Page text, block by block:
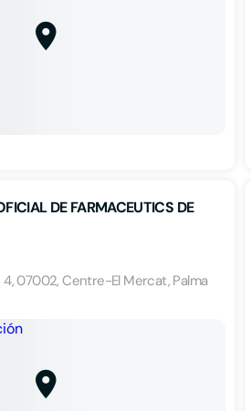
DE FARMACEUTICS DE
4, 07002, Centre-El Mercat, Palma